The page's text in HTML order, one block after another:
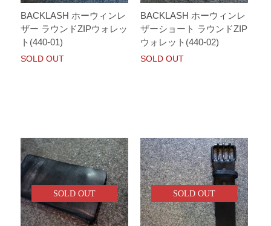
BACKLASH ホーウィンレ
ザー ラウンドZIPウォレッ
ト(440-01)
SOLD OUT
BACKLASH ホーウィンレ
ザーショート ラウンドZIP
ウォレット(440-02)
SOLD OUT
SOLD OUT SOLD OUT